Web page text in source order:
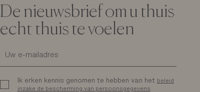
De nieuwsbrief om u thuis
echt thuis te voelen
Ik erken kennis genomen te hebben van het
beleid
inzake de bescherming van persoonsgegevens